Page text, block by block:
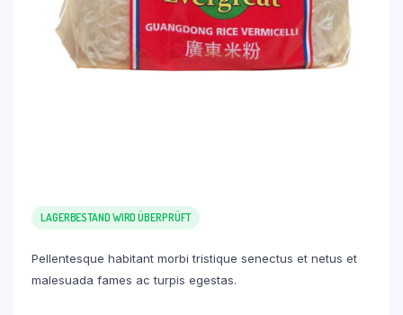
LAGERBESTAND WIRD ÜBERPRÜFT
Pellentesque habitant morbi tristique senectus et netus et
malesuada fames ac turpis egestas.